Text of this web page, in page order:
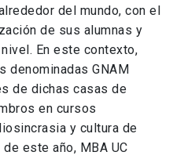
del mundo, con el
de sus alumnas y
En este contexto,
denominadas GNAM
de dichas casas de
en cursos
y cultura de
este año, MBA UC